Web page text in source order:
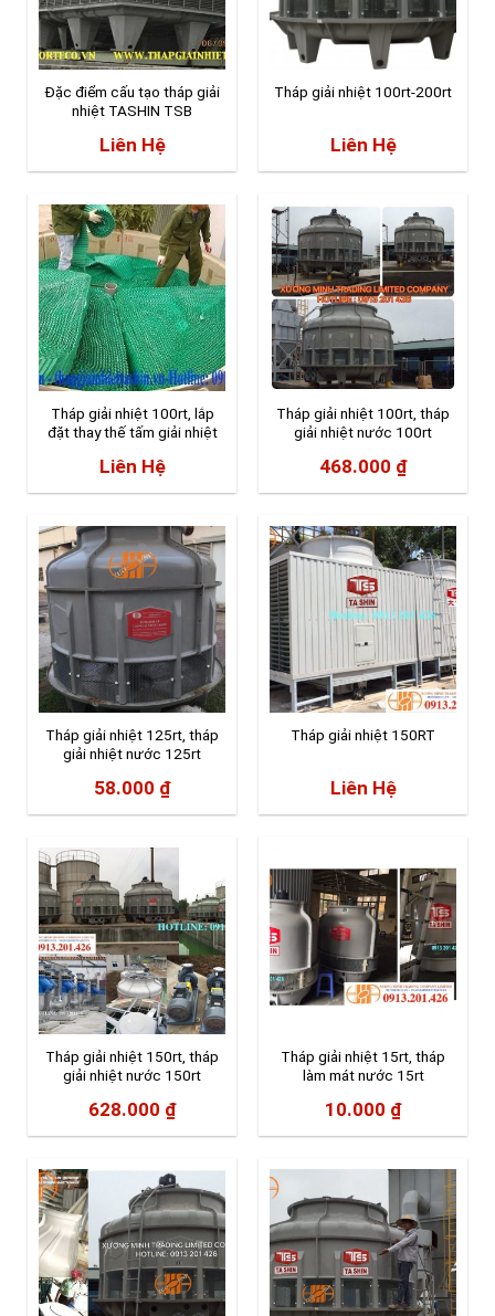
Đặc điểm cấu tạo tháp giải
nhiệt TASHIN TSB
Liên Hệ
Tháp giải nhiệt 100rt-200rt
Liên Hệ
Tháp giải nhiệt 100rt, lắp
đặt thay thế tấm giải nhiệt
Liên Hệ
Tháp giải nhiệt 100rt, tháp
giải nhiệt nước 100rt
468.000 ₫
Tháp giải nhiệt 125rt, tháp
giải nhiệt nước 125rt
58.000 ₫
Tháp giải nhiệt 150RT
Liên Hệ
Tháp giải nhiệt 150rt, tháp
giải nhiệt nước 150rt
628.000 ₫
Tháp giải nhiệt 15rt, tháp
làm mát nước 15rt
10.000 ₫